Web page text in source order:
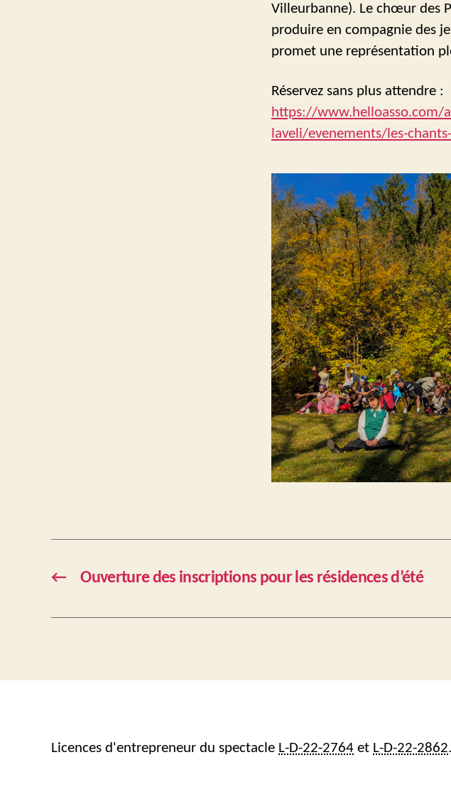
Villeurbanne). Le chœur des
produire en compagnie des
promet une représentation
Réservez sans plus attendre :
https://www.helloasso.com/
laveli/evenements/les-
← Ouverture des inscriptions pour les résidences d’été
Licences d'entrepreneur du spectacle L-D-22-2764 et L-D-22-2862.